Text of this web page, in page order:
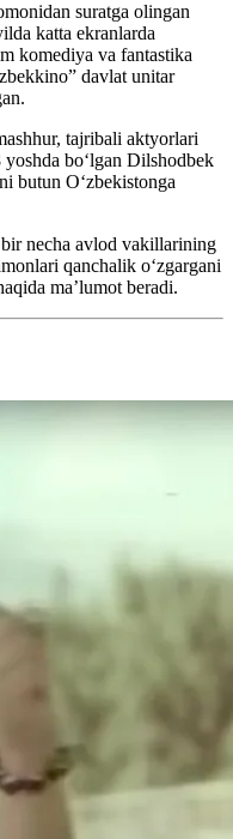
suratga olingan
katta ekranlarda
komediya va fantastika
davlat unitar
tajribali aktyorlari
bo‘lgan Dilshodbek
butun O‘zbekistonga
necha avlod vakillarining
qanchalik o‘zgargani
ma’lumot beradi.